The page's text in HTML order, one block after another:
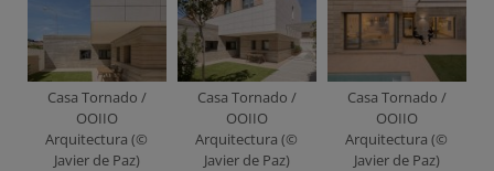
Casa Tornado /
OOIIO
Arquitectura (©
Javier de Paz)
Casa Tornado /
OOIIO
Arquitectura (©
Javier de Paz)
Casa Tornado /
OOIIO
Arquitectura (©
Javier de Paz)